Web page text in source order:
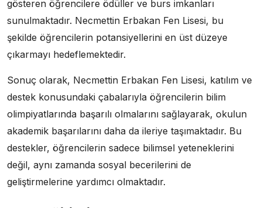
gösteren öğrencilere ödüller ve burs imkanları
sunulmaktadır. Necmettin Erbakan Fen Lisesi, bu
şekilde öğrencilerin potansiyellerini en üst düzeye
çıkarmayı hedeflemektedir.
Sonuç olarak, Necmettin Erbakan Fen Lisesi, katılım ve
destek konusundaki çabalarıyla öğrencilerin bilim
olimpiyatlarında başarılı olmalarını sağlayarak, okulun
akademik başarılarını daha da ileriye taşımaktadır. Bu
destekler, öğrencilerin sadece bilimsel yeteneklerini
değil, aynı zamanda sosyal becerilerini de
geliştirmelerine yardımcı olmaktadır.